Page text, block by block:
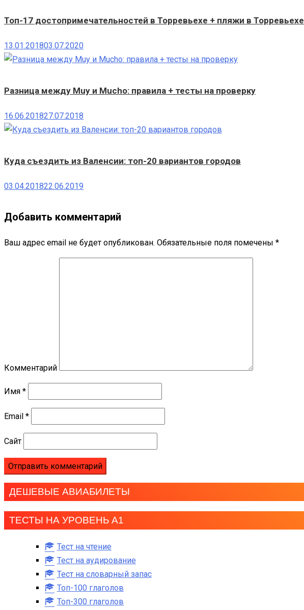
Топ-17 достопримечательностей в Торревьехе + пляжи в Торревьехе
13.01.201803.07.2020
Разница между Muy и Mucho: правила + тесты на проверку
16.06.201827.07.2018
Куда съездить из Валенсии: топ-20 вариантов городов
03.04.201822.06.2019
Добавить комментарий
Ваш адрес email не будет опубликован. Обязательные поля помечены *
Комментарий
Имя *
Email *
Сайт
ДЕШЕВЫЕ АВИАБИЛЕТЫ
ТЕСТЫ НА УРОВЕНЬ А1
Тест на чтение
Тест на аудирование
Тест на словарный запас
Топ-100 глаголов
Топ-300 глаголов